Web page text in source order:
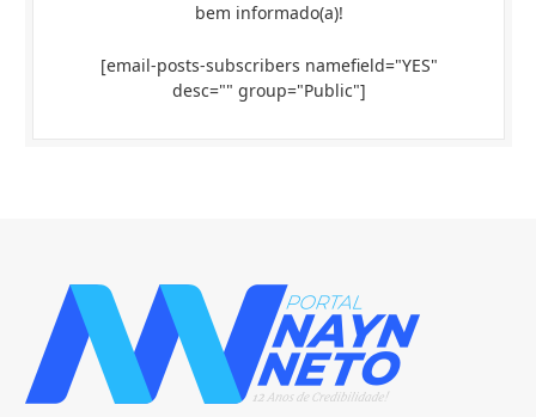
bem informado(a)!
[email-posts-subscribers namefield="YES"
desc="" group="Public"]